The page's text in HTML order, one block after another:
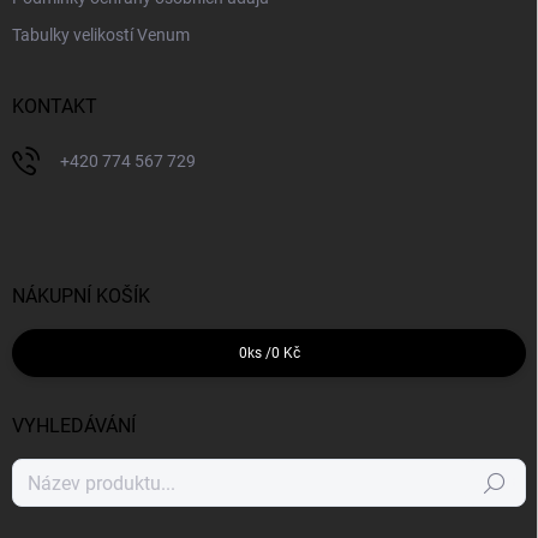
Tabulky velikostí Venum
KONTAKT
+420 774 567 729
NÁKUPNÍ KOŠÍK
0 ks /0 Kč
VYHLEDÁVÁNÍ
Hledat